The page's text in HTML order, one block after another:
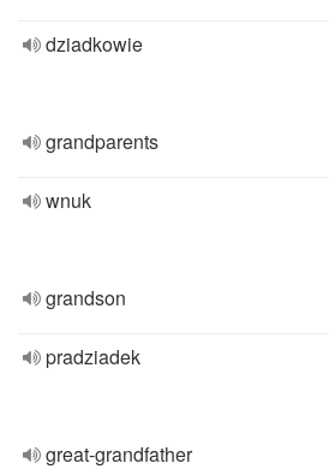
dziadkowie
grandparents
wnuk
grandson
pradziadek
great-grandfather